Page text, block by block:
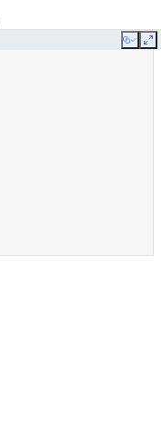
Copy